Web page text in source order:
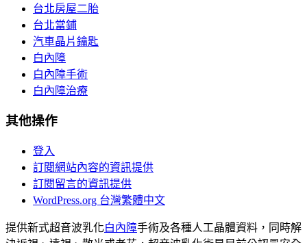
台北房屋二胎
台北當鋪
汽車晶片鑰匙
白內障
白內障手術
白內障治療
其他操作
登入
訂閱網站內容的資訊提供
訂閱留言的資訊提供
WordPress.org 台灣繁體中文
提供新式超音波乳化白內障手術及各種人工晶體資料，同時解